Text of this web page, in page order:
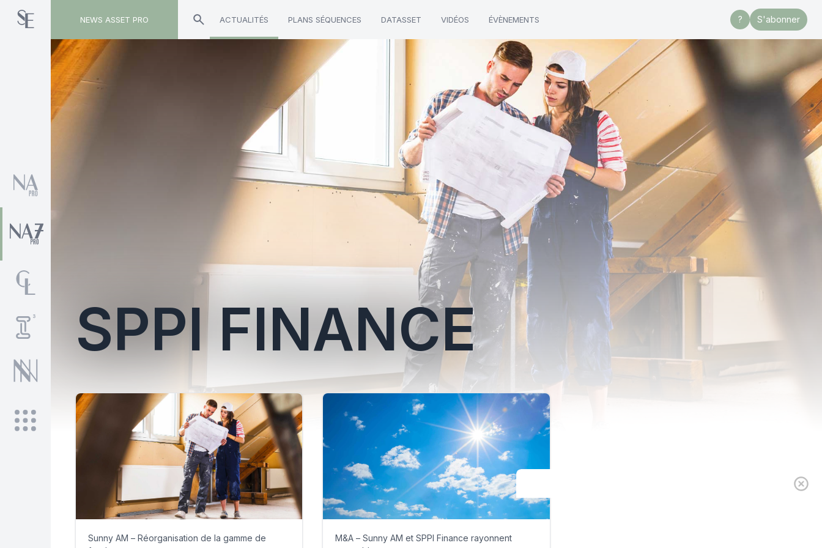
NEWS ASSET PRO ACTUALITÉS PLANS SÉQUENCES DATASSET VIDÉOS ÉVÈNEMENTS ? S'abonner
Toute l'actualité sur le tag "SPPI Finance"
SPPI FINANCE
Sunny AM – Réorganisation de la gamme de
M&A – Sunny AM et SPPI Finance rayonnent